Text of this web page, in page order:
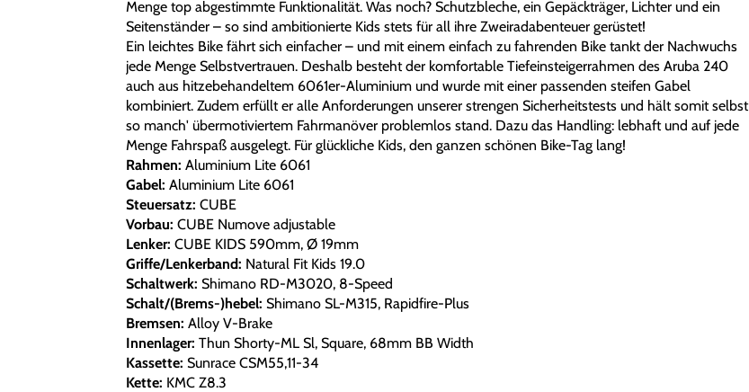
Menge top abgestimmte Funktionalität. Was noch? Schutzbleche, ein Gepäckträger, Lichter und ein
Seitenständer – so sind ambitionierte Kids stets für all ihre Zweiradabenteuer gerüstet!
Ein leichtes Bike fährt sich einfacher – und mit einem einfach zu fahrenden Bike tankt der Nachwuchs
jede Menge Selbstvertrauen. Deshalb besteht der komfortable Tiefeinsteigerrahmen des Aruba 240
auch aus hitzebehandeltem 6061er-Aluminium und wurde mit einer passenden steifen Gabel
kombiniert. Zudem erfüllt er alle Anforderungen unserer strengen Sicherheitstests und hält somit selbst
so manch' übermotiviertem Fahrmanöver problemlos stand. Dazu das Handling: lebhaft und auf jede
Menge Fahrspaß ausgelegt. Für glückliche Kids, den ganzen schönen Bike-Tag lang!
Rahmen: Aluminium Lite 6061
Gabel: Aluminium Lite 6061
Steuersatz: CUBE
Vorbau: CUBE Numove adjustable
Lenker: CUBE KIDS 590mm, Ø 19mm
Griffe/Lenkerband: Natural Fit Kids 19.0
Schaltwerk: Shimano RD-M3020, 8-Speed
Schalt/(Brems-)hebel: Shimano SL-M315, Rapidfire-Plus
Bremsen: Alloy V-Brake
Innenlager: Thun Shorty-ML Sl, Square, 68mm BB Width
Kassette: Sunrace CSM55,11-34
Kette: KMC Z8.3